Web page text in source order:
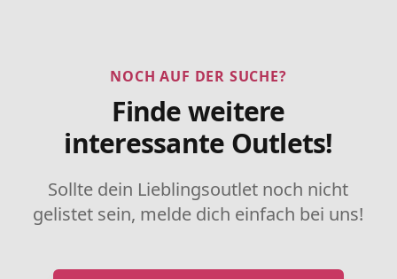
NOCH AUF DER SUCHE?
Finde weitere
interessante Outlets!
Sollte dein Lieblingsoutlet noch nicht
gelistet sein, melde dich einfach bei uns!